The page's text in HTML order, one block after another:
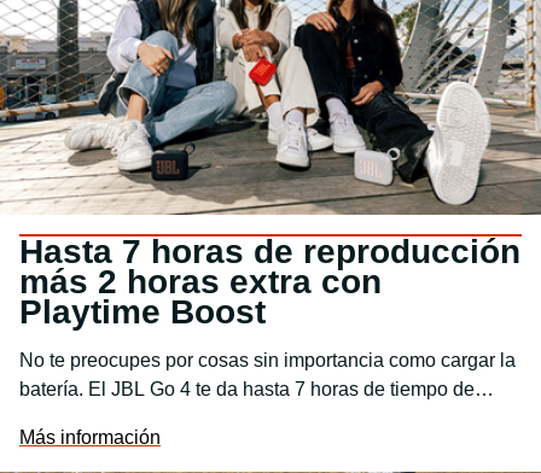
Hasta 7 horas de reproducción
más 2 horas extra con
Playtime Boost
No te preocupes por cosas sin importancia como cargar la
batería. El JBL Go 4 te da hasta 7 horas de tiempo de
Playtime Boost para prolongar el tiempo de reproducción y
Más información